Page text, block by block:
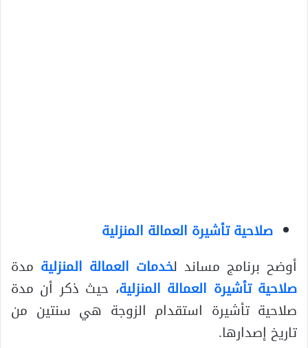
صلاحية تأشيرة العمالة المنزلية
أوضح برنامج مساند لخدمات العمالة المنزلية مدة
صلاحية تأشيرة العمالة المنزلية، حيث ذكر أن مدة
صلاحية تأشيرة استقدام الزوجة هي سنتين من
تاريخ إصدارها.